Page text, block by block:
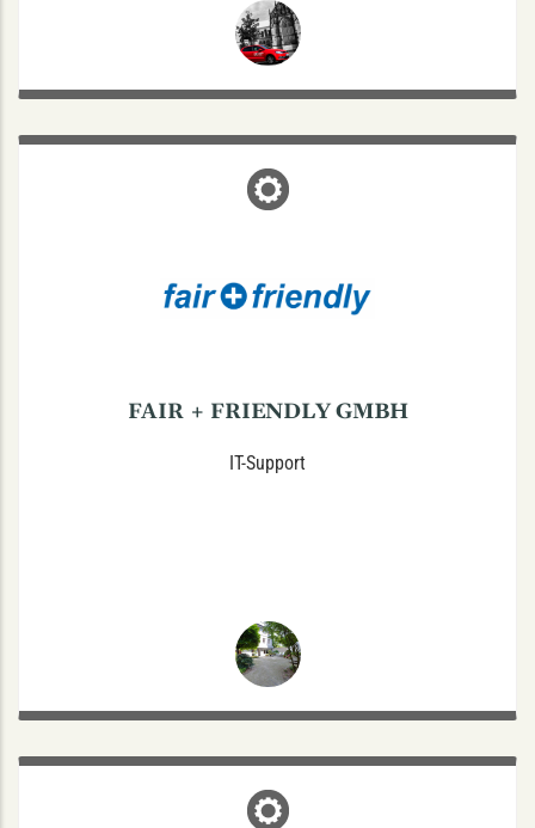
FAIR + FRIENDLY GMBH
IT-Support
FAIR + FRIENDLY GMBH
0800 - 22 11 22 4
PETERMINT WERBUNG UND